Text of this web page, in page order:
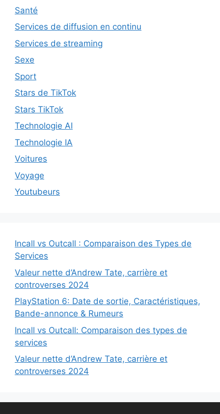
Santé
Services de diffusion en continu
Services de streaming
Sexe
Sport
Stars de TikTok
Stars TikTok
Technologie AI
Technologie IA
Voitures
Voyage
Youtubeurs
Incall vs Outcall : Comparaison des Types de
Services
Valeur nette d’Andrew Tate, carrière et
controverses 2024
PlayStation 6: Date de sortie, Caractéristiques,
Bande-annonce & Rumeurs
Incall vs Outcall: Comparaison des types de
services
Valeur nette d’Andrew Tate, carrière et
controverses 2024